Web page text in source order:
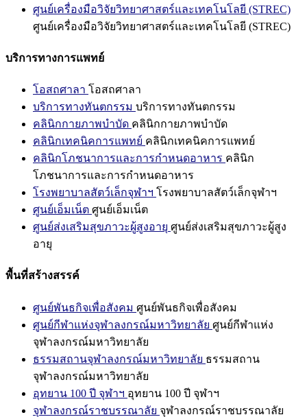
ศูนย์เครื่องมือวิจัยวิทยาศาสตร์และเทคโนโลยี (STREC)
ศูนย์เครื่องมือวิจัยวิทยาศาสตร์และเทคโนโลยี (STREC)
บริการทางการแพทย์
โอสถศาลา โอสถศาลา
บริการทางทันตกรรม บริการทางทันตกรรม
คลินิกกายภาพบำบัด คลินิกกายภาพบำบัด
คลินิกเทคนิคการแพทย์ คลินิกเทคนิคการแพทย์
คลินิกโภชนาการและการกำหนดอาหาร คลินิก
โภชนาการและการกำหนดอาหาร
โรงพยาบาลสัตว์เล็กจุฬาฯ โรงพยาบาลสัตว์เล็กจุฬาฯ
ศูนย์เอ็มเน็ต ศูนย์เอ็มเน็ต
ศูนย์ส่งเสริมสุขภาวะผู้สูงอายุ ศูนย์ส่งเสริมสุขภาวะผู้สูง
อายุ
พื้นที่สร้างสรรค์
ศูนย์พันธกิจเพื่อสังคม ศูนย์พันธกิจเพื่อสังคม
ศูนย์กีฬาแห่งจุฬาลงกรณ์มหาวิทยาลัย ศูนย์กีฬาแห่ง
จุฬาลงกรณ์มหาวิทยาลัย
ธรรมสถานจุฬาลงกรณ์มหาวิทยาลัย ธรรมสถาน
จุฬาลงกรณ์มหาวิทยาลัย
อุทยาน 100 ปี จุฬาฯ อุทยาน 100 ปี จุฬาฯ
จุฬาลงกรณ์ราชบรรณาลัย จุฬาลงกรณ์ราชบรรณาลัย